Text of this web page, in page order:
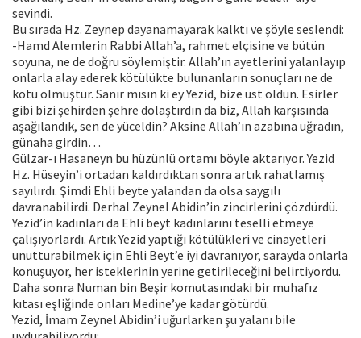
sevindi.
Bu sırada Hz. Zeynep dayanamayarak kalktı ve şöyle seslendi:
-Hamd Alemlerin Rabbi Allah’a, rahmet elçisine ve bütün
soyuna, ne de doğru söylemiştir. Allah’ın ayetlerini yalanlayıp
onlarla alay ederek kötülükte bulunanların sonuçları ne de
kötü olmuştur. Sanır mısın ki ey Yezid, bize üst oldun. Esirler
gibi bizi şehirden şehre dolaştırdın da biz, Allah karşısında
aşağılandık, sen de yüceldin? Aksine Allah’ın azabına uğradın,
günaha girdin…
Gülzar-ı Hasaneyn bu hüzünlü ortamı böyle aktarıyor. Yezid
Hz. Hüseyin’i ortadan kaldırdıktan sonra artık rahatlamış
sayılırdı. Şimdi Ehli beyte yalandan da olsa saygılı
davranabilirdi. Derhal Zeynel Abidin’in zincirlerini çözdürdü.
Yezid’in kadınları da Ehli beyt kadınlarını teselli etmeye
çalışıyorlardı. Artık Yezid yaptığı kötülükleri ve cinayetleri
unutturabilmek için Ehli Beyt’e iyi davranıyor, sarayda onlarla
konuşuyor, her isteklerinin yerine getirileceğini belirtiyordu.
Daha sonra Numan bin Beşir komutasındaki bir muhafız
kıtası eşliğinde onları Medine’ye kadar götürdü.
Yezid, İmam Zeynel Abidin’i uğurlarken şu yalanı bile